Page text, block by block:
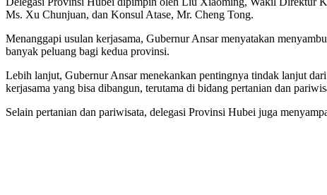
Ms. Xu Chunjuan, dan Konsul Atase, Mr. Cheng Tong.
Menanggapi usulan kerjasama, Gubernur Ansar menyatakan
banyak peluang bagi kedua provinsi.
Lebih lanjut, Gubernur Ansar menekankan pentingnya tindak lanjut
kerjasama yang bisa dibangun, terutama di bidang pertanian dan
Selain pertanian dan pariwisata, delegasi Provinsi Hubei juga